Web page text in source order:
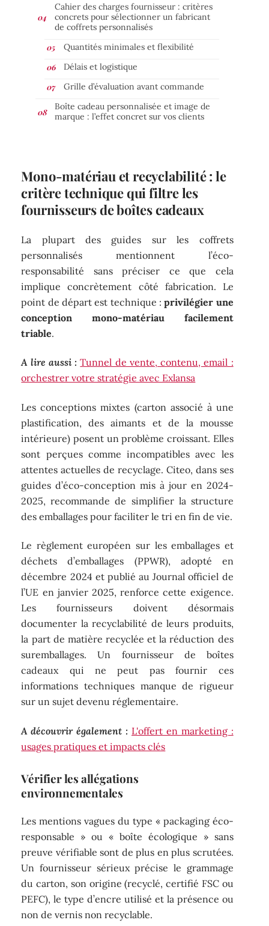
Cahier des charges fournisseur : critères
concrets pour sélectionner un fabricant
de coffrets personnalisés
Quantités minimales et flexibilité
Délais et logistique
Grille d’évaluation avant commande
Boîte cadeau personnalisée et image de
marque : l’effet concret sur vos clients
Mono-matériau et recyclabilité : le
critère technique qui filtre les
fournisseurs de boîtes cadeaux
La plupart des guides sur les coffrets
personnalisés mentionnent l’éco-
responsabilité sans préciser ce que cela
implique concrètement côté fabrication. Le
point de départ est technique :privilégier une
conception mono-matériau facilement
triable.
A lire aussi : Tunnel de vente, contenu, email :
orchestrer votre stratégie avec Exlansa
Les conceptions mixtes (carton associé à une
plastification, des aimants et de la mousse
intérieure) posent un problème croissant. Elles
sont perçues comme incompatibles avec les
attentes actuelles de recyclage. Citeo, dans ses
guides d’éco-conception mis à jour en 2024-
2025, recommande de simplifier la structure
des emballages pour faciliter le tri en fin de vie.
Le règlement européen sur les emballages et
déchets d’emballages (PPWR), adopté en
décembre 2024 et publié au Journal officiel de
l’UE en janvier 2025, renforce cette exigence.
Les fournisseurs doivent désormais
documenter la recyclabilité de leurs produits,
la part de matière recyclée et la réduction des
suremballages. Un fournisseur de boîtes
cadeaux qui ne peut pas fournir ces
informations techniques manque de rigueur
sur un sujet devenu réglementaire.
A découvrir également : L'offert en marketing :
usages pratiques et impacts clés
Vérifier les allégations
environnementales
Les mentions vagues du type « packaging éco-
responsable » ou « boîte écologique » sans
preuve vérifiable sont de plus en plus scrutées.
Un fournisseur sérieux précise le grammage
du carton, son origine (recyclé, certifié FSC ou
PEFC), le type d’encre utilisé et la présence ou
non de vernis non recyclable.